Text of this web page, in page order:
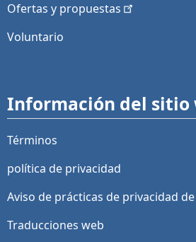
Ofertas y propuestas
Voluntario
Información del sitio
Términos
política de privacidad
Aviso de prácticas de privacidad de
Traducciones web